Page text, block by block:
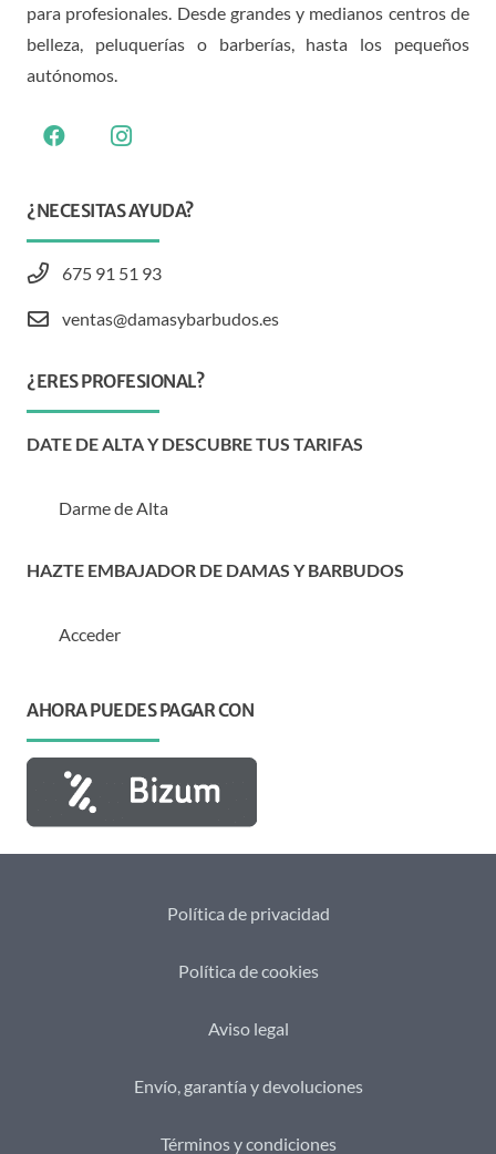
para profesionales. Desde grandes y medianos centros de
belleza, peluquerías o barberías, hasta los pequeños
autónomos.
¿NECESITAS AYUDA?
675 91 51 93
ventas@damasybarbudos.es
¿ERES PROFESIONAL?
DATE DE ALTA Y DESCUBRE TUS TARIFAS
Darme de Alta
HAZTE EMBAJADOR DE DAMAS Y BARBUDOS
Acceder
AHORA PUEDES PAGAR CON
Política de privacidad
Política de cookies
Aviso legal
Envío, garantía y devoluciones
Términos y condiciones